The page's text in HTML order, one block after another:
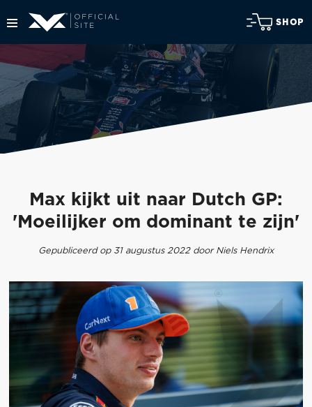
SHOP
Max kijkt uit naar Dutch GP:
'Moeilijker om dominant te zijn'
Gepubliceerd op 31 augustus 2022 door Niels Hendrix